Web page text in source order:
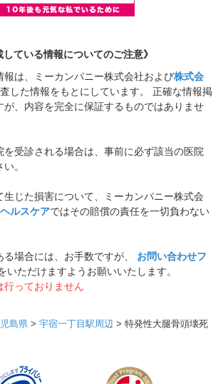
している情報についてのご注意》
報は、ミーカンパニー株式会社および株式会
した情報をもとにしています。 正確な情報掲
が、内容を完全に保証するものではありませ
を受診される場合は、事前に必ず該当の医院
。
生じた損害について、ミーカンパニー株式会
ルスケアではその賠償の責任を一切負わない
場合には、お手数ですが、 お問い合わせフ
いただけますようお願いいたします。
っておりません
島県 > 宇宿一丁目駅周辺 > 特発性大腿骨頭壊死